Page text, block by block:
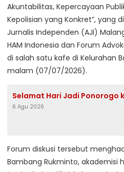
Akuntabilitas, Kepercayaan
Kepolisian yang Konkret”, yang
Jurnalis Independen (AJI)
HAM Indonesia dan Forum
di salah satu kafe di Kelurahan
malam (07/07/2026).
Selamat Hari Jadi Ponorogo
6 Agu 2026
Forum diskusi tersebut
Bambang Rukminto, akademisi